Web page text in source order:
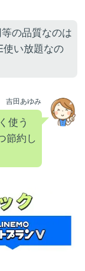
の品質なのは
使い放題なの
吉田あゆみ
使う
節約し